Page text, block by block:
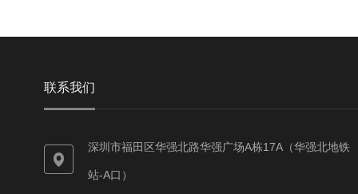
联系我们
深圳市福田区华强北路华强广场A栋17A（华强北地铁
站-A口）